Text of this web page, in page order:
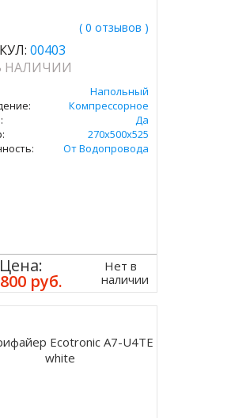
( 0 отзывов )
00403
НАЛИЧИИ
Напольный
Компрессорное
Да
270x500х525
От Водопровода
Цена:
руб.
Нет в
наличии